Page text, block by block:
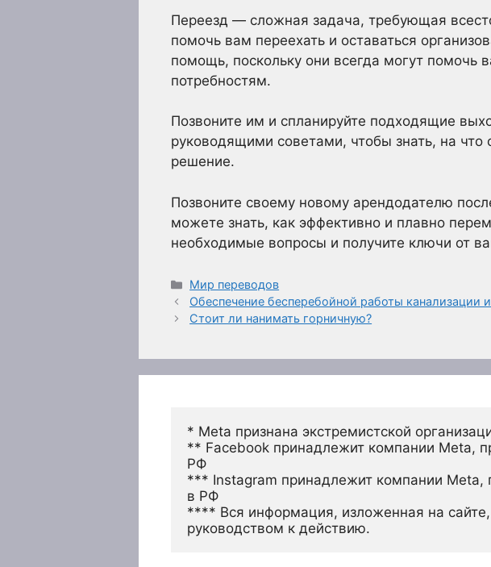
Переезд — сложная задача, требующая
помочь вам переехать и оставаться
помощь, поскольку они всегда могут
потребностям.
Позвоните им и спланируйте подходящие
руководящими советами, чтобы знать, на что
решение.
Позвоните своему новому арендодателю
можете знать, как эффективно и плавно
необходимые вопросы и получите ключи от
Рубрики
Мир переводов
Обеспечение бесперебойной работы
Стоит ли нанимать горничную?
* Meta признана экстремистской
** Facebook принадлежит компании Meta,
РФ
*** Instagram принадлежит компании Meta,
в РФ
**** Вся информация, изложенная на сайте,
руководством к действию.